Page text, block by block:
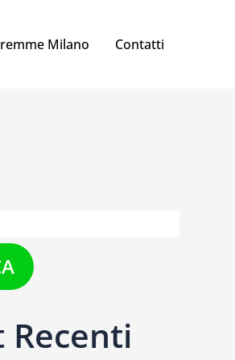
Milano Contatti
Recenti